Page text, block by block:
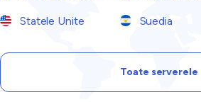
Statele Unite Suedia
Toate serverele